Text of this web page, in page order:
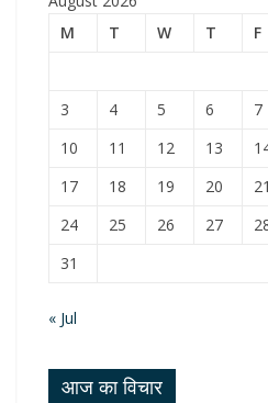
M
T W T F
3
4 5 6 7
10
11 12 13
17
18 19 20 21
24
25 26 27
31
« Jul
आज का विचार